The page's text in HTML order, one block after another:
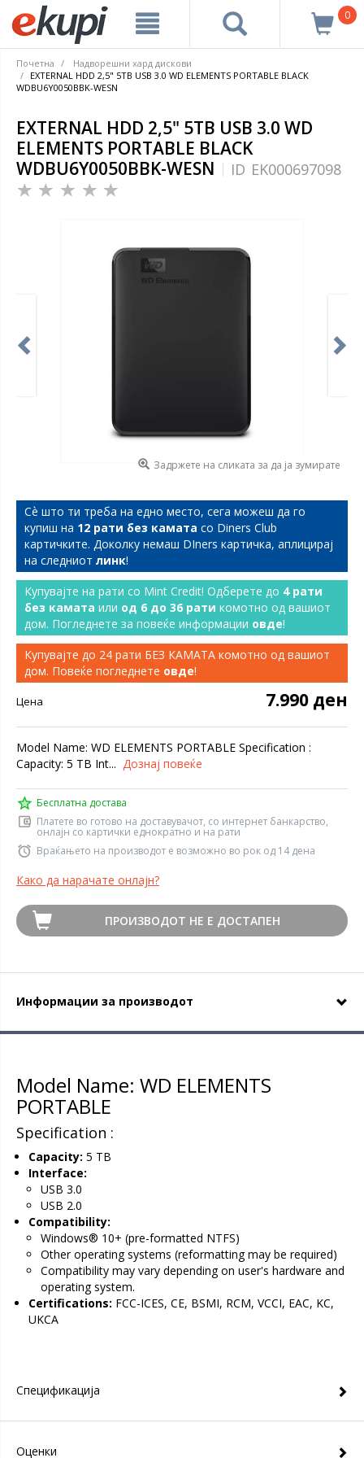
0
Почетна
Надворешни хард дискови
EXTERNAL HDD 2,5" 5TB USB 3.0 WD ELEMENTS PORTABLE BLACK
WDBU6Y0050BBK-WESN
EXTERNAL HDD 2,5" 5TB USB 3.0 WD
ELEMENTS PORTABLE BLACK
WDBU6Y0050BBK-WESN
ID EK000697098
Задржете на сликата за да ја зумирате
Сѐ што ти треба на едно место, сега можеш да го
купиш на 12 рати без камата со Diners Club
картичките. Доколку немаш DIners картичка, аплицирај
на следниот линк!
Купувајте на рати со Mint Credit! Одберете до 4 рати
без камата или од 6 до 36 рати комотно од вашиот
дом. Погледнете за повеќе информации овде!
Купувајте до 24 рати БЕЗ КАМАТА комотно од вашиот
дом. Повеќе погледнете овде!
Цена 7.990 ден
Model Name: WD ELEMENTS PORTABLE Specification :
Capacity: 5 TB Int... Дознај повеќе
Бесплатна достава
Платете во готово на доставувачот, со интернет банкарство,
онлајн со картички еднократно и на рати
Враќањето на производот е возможно во рок од 14 дена
Како да нарачате онлајн?
ПРОИЗВОДОТ НЕ Е ДОСТАПЕН
Информации за производот
Model Name: WD ELEMENTS
PORTABLE
Specification :
Capacity: 5 TB
Interface:
USB 3.0
USB 2.0
Compatibility:
Windows® 10+ (pre-formatted NTFS)
Other operating systems (reformatting may be required)
Compatibility may vary depending on user's hardware and
operating system.
Certifications: FCC-ICES, CE, BSMI, RCM, VCCI, EAC, KC,
UKCA
Спецификација
Оценки